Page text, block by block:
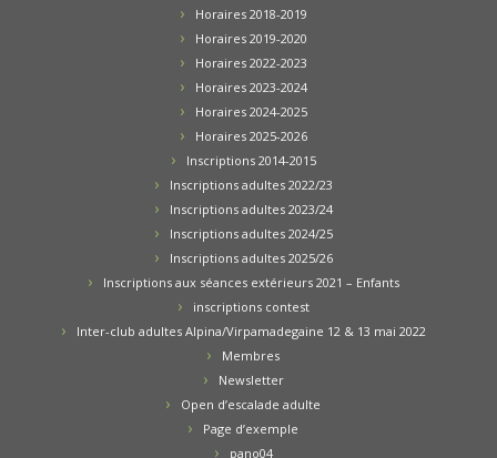
Horaires 2018-2019
Horaires 2019-2020
Horaires 2022-2023
Horaires 2023-2024
Horaires 2024-2025
Horaires 2025-2026
Inscriptions 2014-2015
Inscriptions adultes 2022/23
Inscriptions adultes 2023/24
Inscriptions adultes 2024/25
Inscriptions adultes 2025/26
Inscriptions aux séances extérieurs 2021 – Enfants
inscriptions contest
Inter-club adultes Alpina/Virpamadegaine 12 & 13 mai 2022
Membres
Newsletter
Open d’escalade adulte
Page d’exemple
pano04